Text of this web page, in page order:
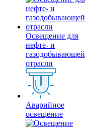
Освещение для
нефте- и
газодобывающей
отрасли
Аварийное
освещение